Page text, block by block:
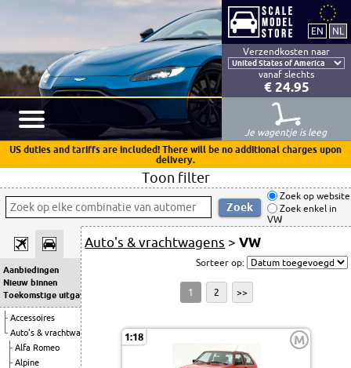
Verzendkosten naar
vanaf slechts
€ 24.95
Je wagentje is leeg
US duties and tariffs are included! There will be no additional charges upon
delivery.
Toon filter
Zoek op website
Zoek enkel in
VW
Aanbiedingen
Nieuw binnen
Toekomstige uitgaven
Accessoires
Auto's & vrachtwagens
Alfa Romeo
Alpine
Auto's & vrachtwagens >VW
Sorteer op:
1 2 >>
1:18 M